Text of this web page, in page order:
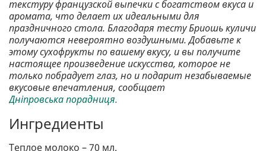
текстуру французской выпечки с богатством вкуса и
аромата, что делает их идеальными для
праздничного стола. Благодаря тесту Бриошь куличи
получаются невероятно воздушными. Добавьте к
этому сухофрукты по вашему вкусу, и вы получите
настоящее произведение искусства, которое не
только побрадует глаз, но и подарит незабываемые
вкусовые впечатления, сообщает
Дніпровська порадниця.
Ингредиенты
Теплое молоко – 70 мл.